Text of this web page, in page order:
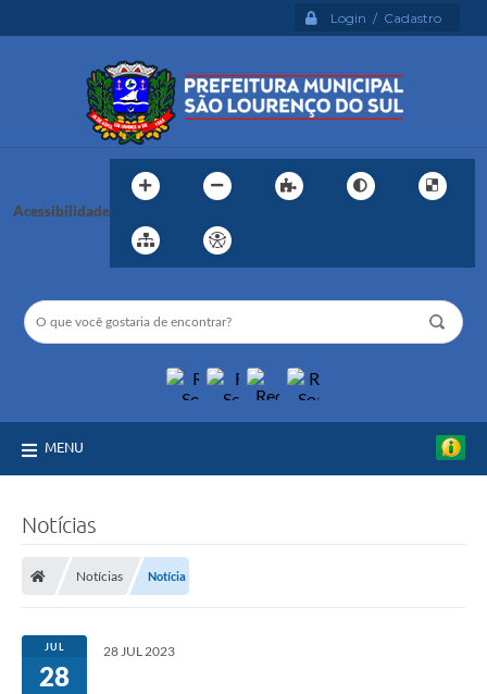
Login / Cadastro
Acessibilidade
MENU
Notícias
Notícias Notícia
JUL
28
28 JUL 2023